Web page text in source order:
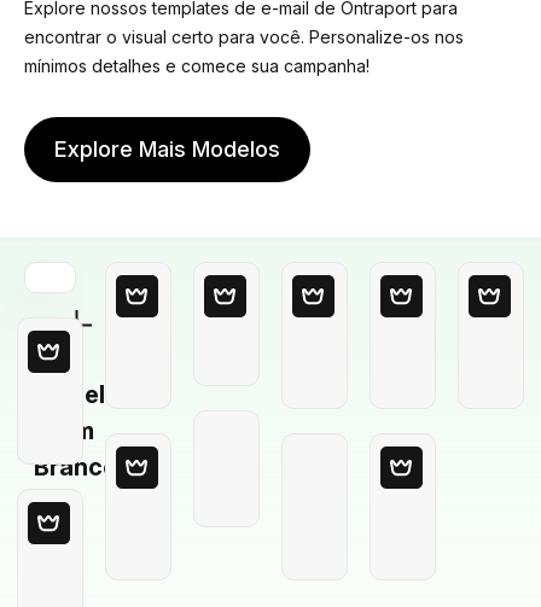
Explore nossos templates de e-mail de Ontraport para
encontrar o visual certo para você. Personalize-os nos
mínimos detalhes e comece sua campanha!
Explore Mais Modelos
Modelo
em
Branco